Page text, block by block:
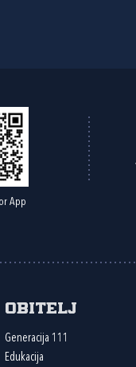
App
Obitelj
Generacija 111
Edukacija